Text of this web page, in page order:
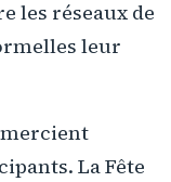
les réseaux de
leur
La Fête